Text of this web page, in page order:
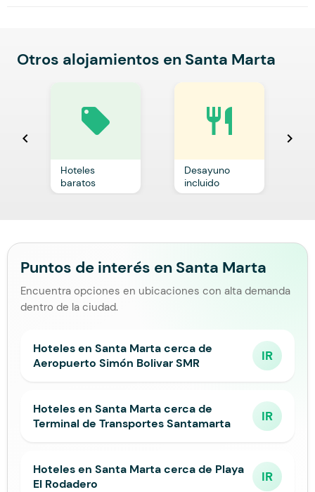
Otros alojamientos en Santa Marta
chevron_left
local_offer
Hoteles
baratos
restaurant
Desayuno
incluido
chevron_right
Puntos de interés en Santa Marta
Encuentra opciones en ubicaciones con alta demanda
dentro de la ciudad.
Hoteles en Santa Marta cerca de
Aeropuerto Simón Bolivar SMR
IR
Hoteles en Santa Marta cerca de
Terminal de Transportes Santamarta
IR
Hoteles en Santa Marta cerca de Playa
El Rodadero
IR